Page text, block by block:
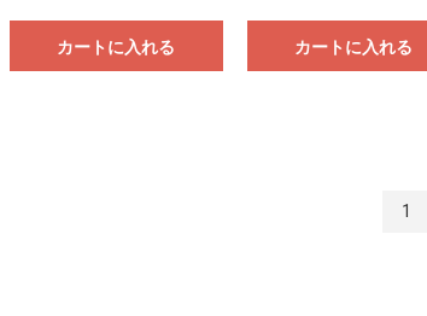
カートに入れる カートに入れる
1